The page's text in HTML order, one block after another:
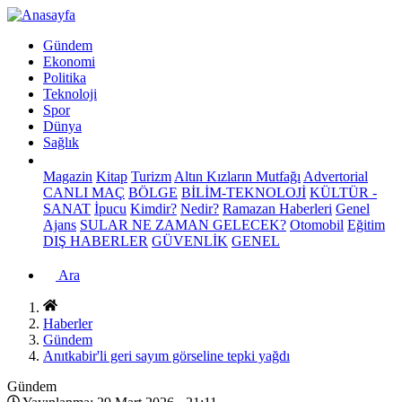
Gündem
Ekonomi
Politika
Teknoloji
Spor
Dünya
Sağlık
Magazin Kitap Turizm Altın Kızların Mutfağı Advertorial
CANLI MAÇ BÖLGE BİLİM-TEKNOLOJİ KÜLTÜR -
SANAT İpucu Kimdir? Nedir? Ramazan Haberleri Genel
Ajans SULAR NE ZAMAN GELECEK? Otomobil Eğitim
DIŞ HABERLER GÜVENLİK GENEL
Ara
Haberler
Gündem
Anıtkabir'li geri sayım görseline tepki yağdı
Gündem